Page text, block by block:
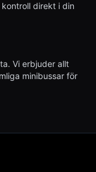
direkt i din
Vi erbjuder allt
minibussar för